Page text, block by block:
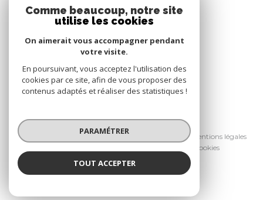
118 RUE DU 8 MAI 1945
59650 VILLENEUVE D’ASCQ
03 28 36 29 29
gestion@estime-immo.com
© 2026 | Tous droits réservés
Nos honoraires
Nos partenaires
Mentions légales
Cookies
Comme beaucoup, notre site
utilise les cookies
On aimerait vous accompagner pendant
votre visite.
En poursuivant, vous acceptez l'utilisation des
cookies par ce site, afin de vous proposer des
contenus adaptés et réaliser des statistiques !
PARAMÉTRER
TOUT ACCEPTER